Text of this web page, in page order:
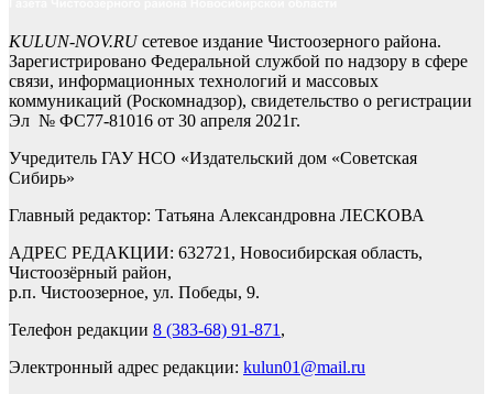
KULUN-NOV.RUсетевое издание Чистоозерного района.
Зарегистрировано Федеральной службой по надзору в сфере
связи, информационных технологий и массовых
коммуникаций (Роскомнадзор), свидетельство о регистрации
Эл № ФС77-81016 от 30 апреля 2021г.
Учредитель ГАУ НСО «Издательский дом «Советская
Сибирь»
Главный редактор: Татьяна Александровна ЛЕСКОВА
АДРЕС РЕДАКЦИИ: 632721, Новосибирская область,
Чистоозёрный район,
р.п. Чистоозерное, ул. Победы, 9.
Телефон редакции 8 (383-68) 91-871 ,
Электронный адрес редакции: kulun01@mail.ru